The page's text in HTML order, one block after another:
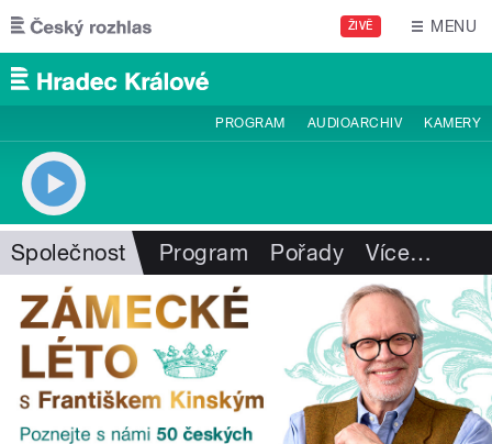
Přejít k hlavnímu obsahu
ŽIVĚ MENU
PROGRAM AUDIOARCHIV KAMERY
Společnost Program Pořady Více…